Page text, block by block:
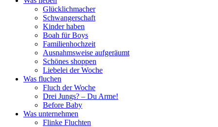
Glücklichmacher
Schwangerschaft
Kinder haben
Boah für Boys
Familienhochzeit
Ausnahmsweise aufgeräumt
Schönes shoppen
Liebelei der Woche
Was fluchen
Fluch der Woche
Drei Jungs? – Du Arme!
Before Baby
Was unternehmen
Flinke Fluchten